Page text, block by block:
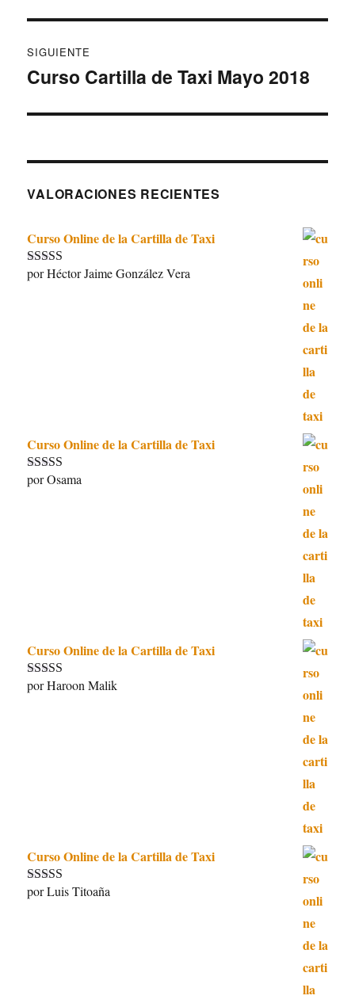
SIGUIENTE
Entrada
Curso Cartilla de Taxi Mayo 2018
VALORACIONES RECIENTES
Curso Online de la Cartilla de Taxi
Valorado con
por Héctor Jaime González Vera
Curso Online de la Cartilla de Taxi
Valorado con
por Osama
Curso Online de la Cartilla de Taxi
Valorado con
por Haroon Malik
Curso Online de la Cartilla de Taxi
Valorado con
por Luis Titoaña